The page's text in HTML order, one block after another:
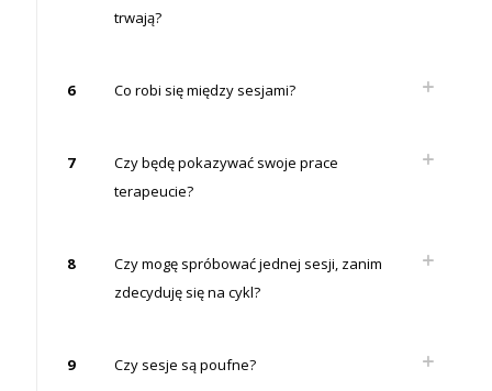
trwają?
6 Co robi się między sesjami?
7
Czy będę pokazywać swoje prace
terapeucie?
8
Czy mogę spróbować jednej sesji, zanim
zdecyduję się na cykl?
9 Czy sesje są poufne?